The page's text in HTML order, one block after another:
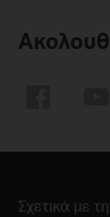
Σχετικά με